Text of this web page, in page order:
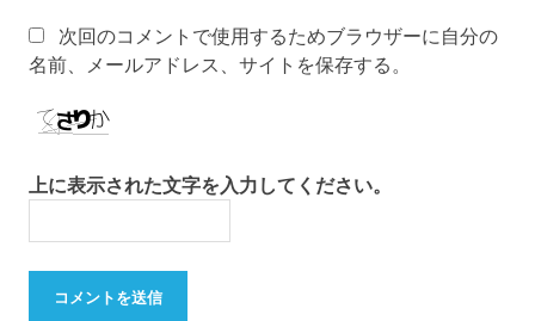
次回のコメントで使用するためブラウザーに自分の
名前、メールアドレス、サイトを保存する。
上に表示された文字を入力してください。